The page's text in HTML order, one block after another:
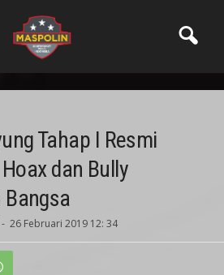
Tahap I Resmi
dan Bully
Bangsa
- 26 Februari 2019 12: 34